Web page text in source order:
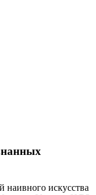
наивного искусства